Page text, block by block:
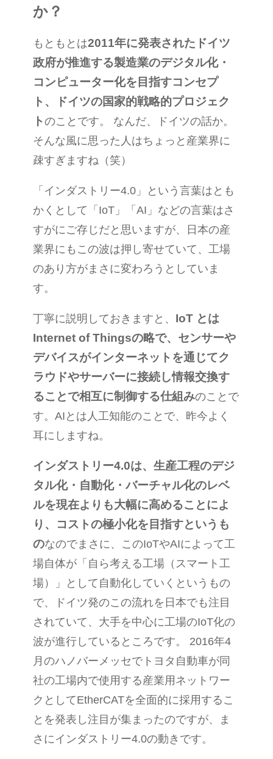
か？
もともとは2011年に発表されたドイツ
政府が推進する製造業のデジタル化・
コンピューター化を目指すコンセプ
ト、ドイツの国家的戦略的プロジェク
トのことです。
なんだ、ドイツの話か。
そんな風に思った人はちょっと産業界に
疎すぎますね（笑）
「インダストリー4.0」という言葉はとも
かくとして「 IoT」「 AI 」などの言葉はさ
すがにご存じだと思いますが、日本の産
業界にもこの波は押し寄せていて、工場
のあり方がまさに変わろうとしていま
す。
丁寧に説明しておきますと、 IoT とは
Internet of Thingsの略で、センサーや
デバイスがインターネットを通じてク
ラウドやサーバーに接続し情報交換す
ることで相互に制御する仕組みのことで
す。 AI とは人工知能のことで、昨今よく
耳にしますね。
インダストリー4.0は、生産工程のデジ
タル化・自動化・バーチャル化のレベ
ルを現在よりも大幅に高めることによ
り、コストの極小化を目指すというも
のなのでまさに、このIoTやAIによって工
場自体が「自ら考える工場（スマート工
場）」として自動化していくというもの
で、ドイツ発のこの流れを日本でも注目
されていて、大手を中心に工場のIoT化の
波が進行しているところです。
2016年4
月のハノバーメッセでトヨタ自動車が同
社の工場内で使用する産業用ネットワー
クとしてEtherCATを全面的に採用するこ
とを発表し注目が集まったのですが、ま
さにインダストリー4.0の動きです。